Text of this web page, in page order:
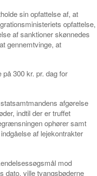
sin opfattelse af, at
opfattelse,
af sanktioner skønnedes
gennemtvinge, at
300 kr. pr. dag for
afgørelse
indtil der er truffet
ophører samt
af lejekontrakter
mod
dato, ville tvangsbøderne